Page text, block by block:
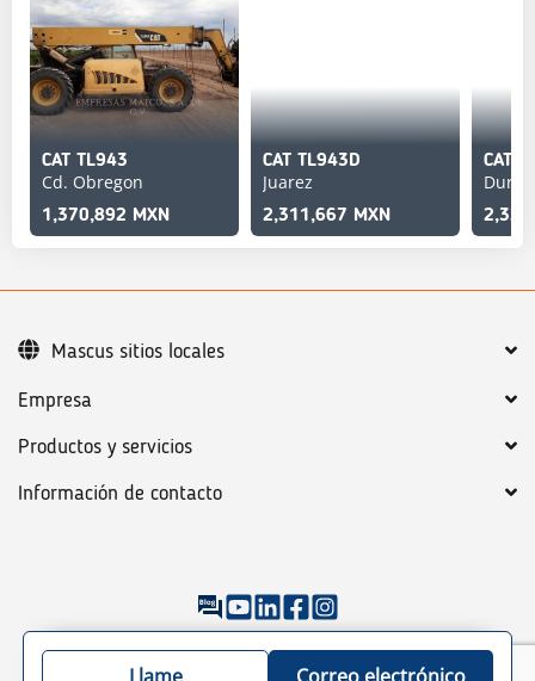
CAT TL943
Cd. Obregon
1,370,892 MXN
CAT TL943D
Juarez
2,311,667 MXN
CAT
Empresa
Productos y servicios
Información de contacto
©2026 Mascus Condiciones generales
Mascus sitios locales